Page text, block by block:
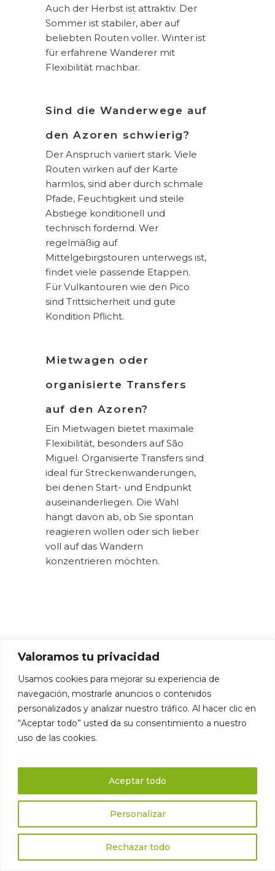
Valoramos tu privacidad
Usamos cookies para mejorar su experiencia de
navegación, mostrarle anuncios o contenidos
personalizados y analizar nuestro tráfico. Al hacer clic en
“Aceptar todo” usted da su consentimiento a nuestro
uso de las cookies.
Personalizar
Rechazar todo
Aceptar todo
Auch der Herbst ist attraktiv. Der
Sommer ist stabiler, aber auf
beliebten Routen voller. Winter ist
für erfahrene Wanderer mit
Flexibilität machbar.
Sind die Wanderwege auf
den Azoren schwierig?
Der Anspruch variiert stark. Viele
Routen wirken auf der Karte
harmlos, sind aber durch schmale
Pfade, Feuchtigkeit und steile
Abstiege konditionell und
technisch fordernd. Wer
regelmäßig auf
Mittelgebirgstouren unterwegs ist,
findet viele passende Etappen.
Für Vulkantouren wie den Pico
sind Trittsicherheit und gute
Kondition Pflicht.
Mietwagen oder
organisierte Transfers
auf den Azoren?
Ein Mietwagen bietet maximale
Flexibilität, besonders auf São
Miguel. Organisierte Transfers sind
ideal für Streckenwanderungen,
bei denen Start- und Endpunkt
auseinanderliegen. Die Wahl
hängt davon ab, ob Sie spontan
reagieren wollen oder sich lieber
voll auf das Wandern
konzentrieren möchten.
interessieren:
Tramuntana GR 221
86,2 km · 6 Etappen ·